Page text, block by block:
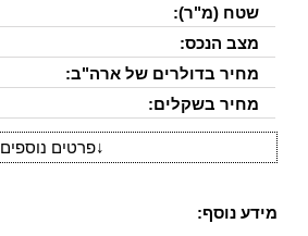
שטח (מ"ר):
מצב הנכס:
מחיר בדולרים של ארה"ב:
מחיר בשקלים:
↓פרטים נוספים
מידע נוסף: